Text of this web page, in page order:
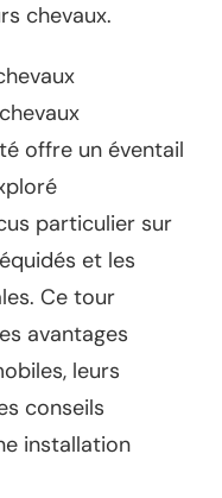
chevaux.
offre un éventail
particulier sur
et les
Ce tour
avantages
leurs
conseils
installation